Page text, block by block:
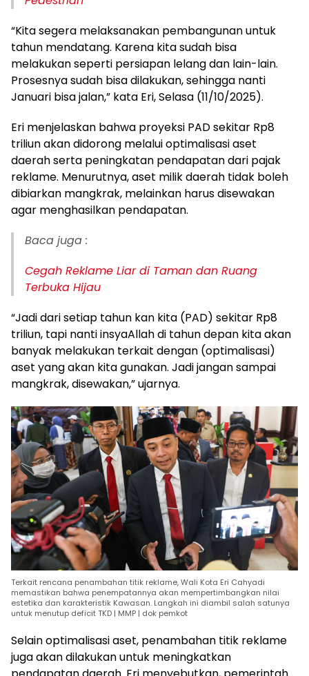
“Kita segera melaksanakan pembangunan untuk
tahun mendatang. Karena kita sudah bisa
melakukan seperti persiapan lelang dan lain-lain.
Prosesnya sudah bisa dilakukan, sehingga nanti
Januari bisa jalan,” kata Eri, Selasa (11/10/2025).
Eri menjelaskan bahwa proyeksi PAD sekitar Rp8
triliun akan didorong melalui optimalisasi aset
daerah serta peningkatan pendapatan dari pajak
reklame. Menurutnya, aset milik daerah tidak boleh
dibiarkan mangkrak, melainkan harus disewakan
agar menghasilkan pendapatan.
Baca juga :
Cegah Reklame Liar di Taman dan Ruang
Terbuka Hijau
“Jadi dari setiap tahun kan kita (PAD) sekitar Rp8
triliun, tapi nanti insyaAllah di tahun depan kita akan
banyak melakukan terkait dengan (optimalisasi)
aset yang akan kita gunakan. Jadi jangan sampai
mangkrak, disewakan,” ujarnya.
Terkait rencana penambahan titik reklame, Wali Kota Eri Cahyadi
memastikan bahwa penempatannya akan mempertimbangkan nilai
estetika dan karakteristik Kawasan. Langkah ini diambil salah satunya
untuk menutup deficit TKD | MMP | dok pemkot
Selain optimalisasi aset, penambahan titik reklame
juga akan dilakukan untuk meningkatkan